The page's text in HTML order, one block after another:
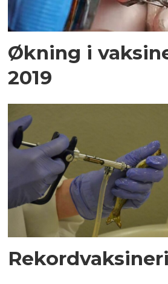
Økning i
2019